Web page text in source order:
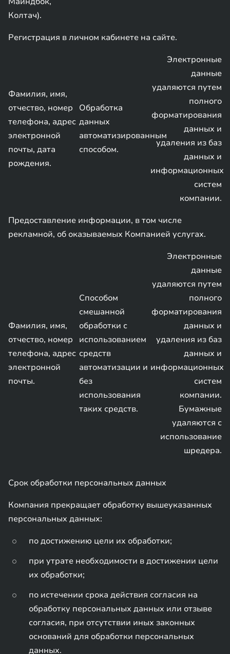
Колтач).
Регистрация в личном кабинете на сайте.
Фамилия, имя,
отчество, номер
телефона, адрес
электронной
почты, дата
рождения.
Обработка
данных
автоматизированным
способом.
Электронные
данные
удаляются путем
полного
форматирования
данных и
удаления из баз
данных и
информационных
систем
компании.
Предоставление информации, в том числе
рекламной, об оказываемых Компанией услугах.
Фамилия, имя,
отчество, номер
телефона, адрес
электронной
почты.
Способом
смешанной
обработки с
использованием
средств
автоматизации и
без
использования
таких средств.
Электронные
данные
удаляются путем
полного
форматирования
данных и
удаления из баз
данных и
информационных
систем
компании.
Бумажные
удаляются с
использование
шредера.
Срок обработки персональных данных
Компания прекращает обработку вышеуказанных
персональных данных:
по достижению цели их обработки;
при утрате необходимости в достижении цели
их обработки;
по истечении срока действия согласия на
обработку персональных данных или отзыве
согласия, при отсутствии иных законных
оснований для обработки персональных
данных.